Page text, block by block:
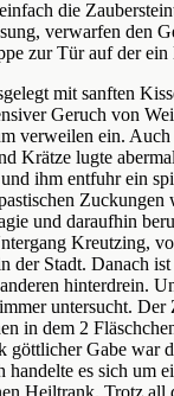
die
verwarfen den
zur Tür auf der
mit sanften
Geruch von
verweilen ein.
Krätze lugte
ihm entfuhr ein
Zuckungen
und daraufhin
Kreutzing,
der Stadt. Danach
hinterdrein.
untersucht. Der
in dem 2
göttlicher Gabe war
es sich um
Heiltrank. Trotz all